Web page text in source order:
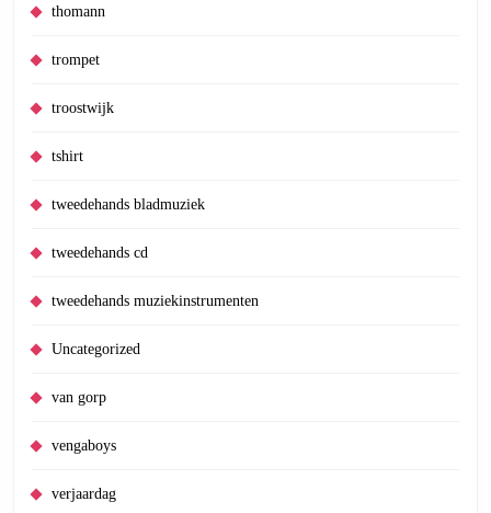
thomann
trompet
troostwijk
tshirt
tweedehands bladmuziek
tweedehands cd
tweedehands muziekinstrumenten
Uncategorized
van gorp
vengaboys
verjaardag